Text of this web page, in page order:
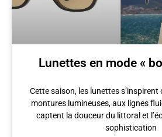
Lunettes en mode «
Cette saison, les lunettes s’inspirent
montures lumineuses, aux lignes
captent la douceur du littoral et
sophistication